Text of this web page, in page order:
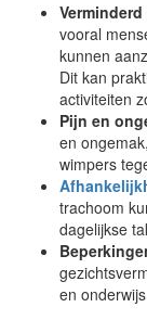
vooral
kunnen
Dit kan
activiteiten
Pijn en
en
wimpers
trachoom
dagelijkse
en